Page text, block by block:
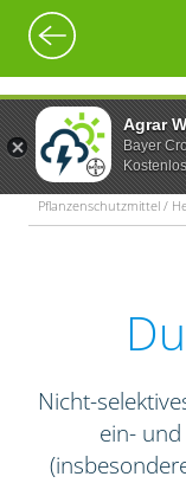
Agrar
Bayer
Pflanzenschutzmittel /
Nicht-
ein-